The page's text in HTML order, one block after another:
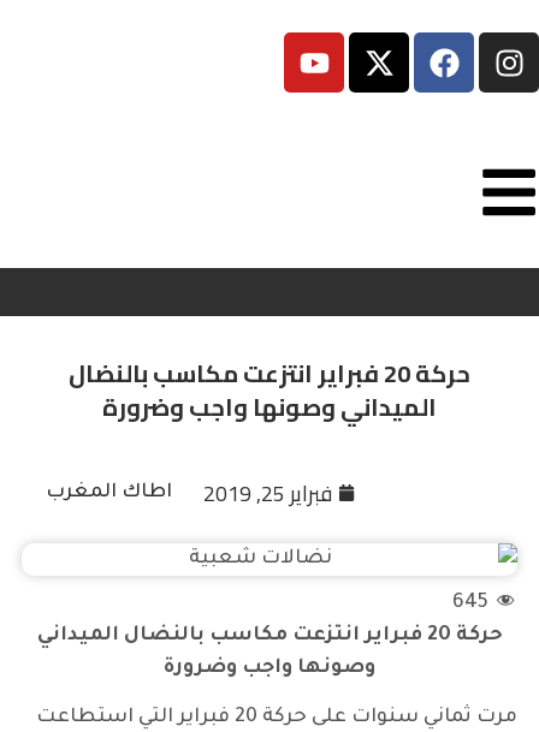
حركة 20 فبراير انتزعت مكاسب بالنضال
الميداني وصونها واجب وضرورة
اطاك المغرب فبراير 25, 2019
645
حركة 20 فبراير انتزعت مكاسب بالنضال الميداني
وصونها واجب وضرورة
مرت ثماني سنوات على حركة 20 فبراير التي استطاعت